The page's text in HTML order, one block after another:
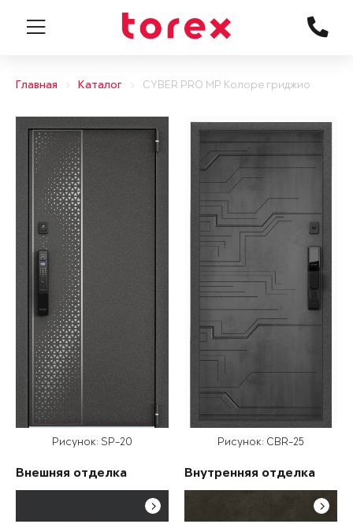
Главная Каталог CYBER PRO MP Колоре гриджио
Рисунок: SP-20
Внешняя отделка
Рисунок: CBR-25
Внутренняя отделка